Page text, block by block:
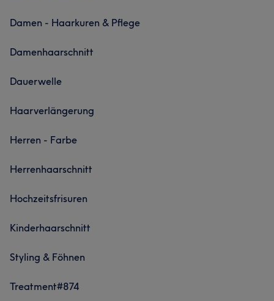
Damen - Haarkuren & Pflege
Damenhaarschnitt
Dauerwelle
Haarverlängerung
Herren - Farbe
Herrenhaarschnitt
Hochzeitsfrisuren
Kinderhaarschnitt
Styling & Föhnen
Treatment#874